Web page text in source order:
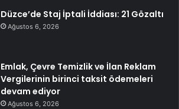
Düzce’de Staj İptali İddiası: 21 Gözaltı
Ağustos 6, 2026
Emlak, Çevre Temizlik ve İlan Reklam
Vergilerinin birinci taksit ödemeleri
devam ediyor
Ağustos 6, 2026